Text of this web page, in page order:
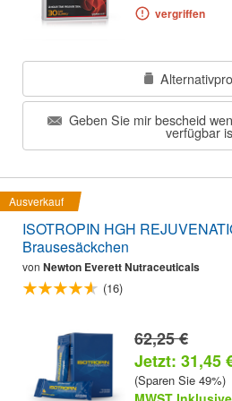
vergriffen
Geben Sie mir bescheid
verfügbar
Ausverkauf
ISOTROPIN HGH
Brausesäckchen
von Newton Everett Nutraceuticals
(16)
62,25 €
Jetzt: 31,45
(Sparen Sie 49%)